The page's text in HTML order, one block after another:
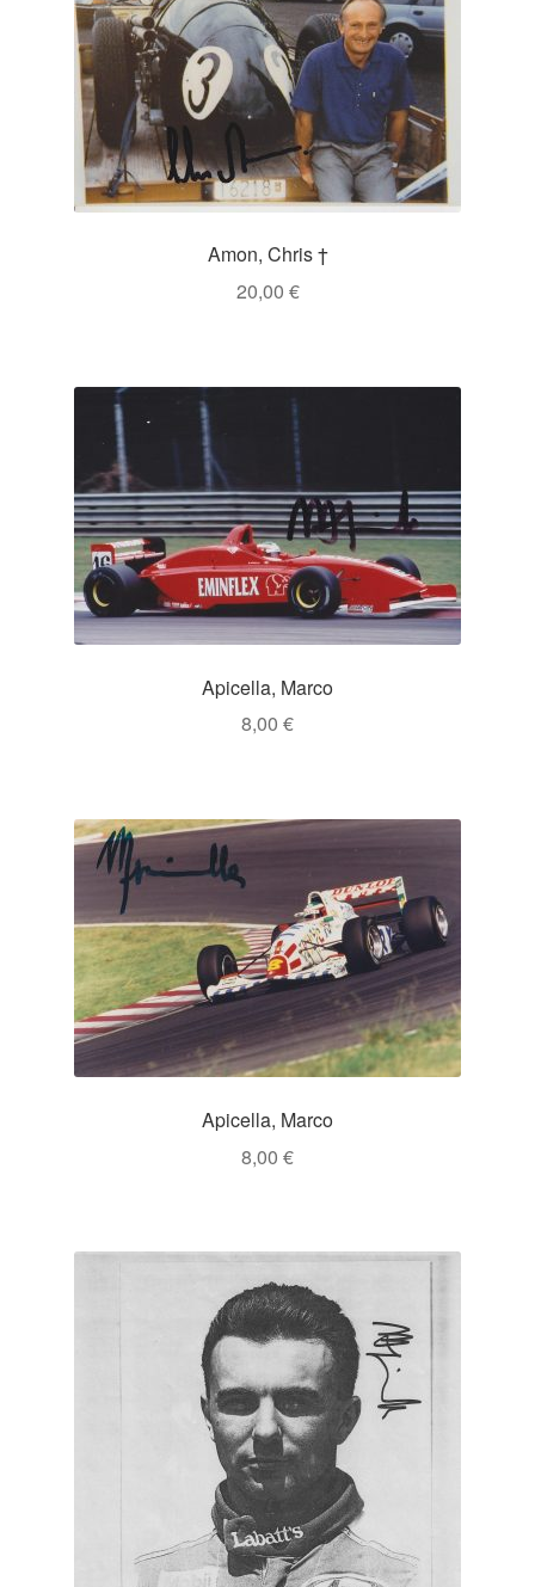
Amon, Chris †
20,00 €
Apicella, Marco
8,00 €
Apicella, Marco
8,00 €